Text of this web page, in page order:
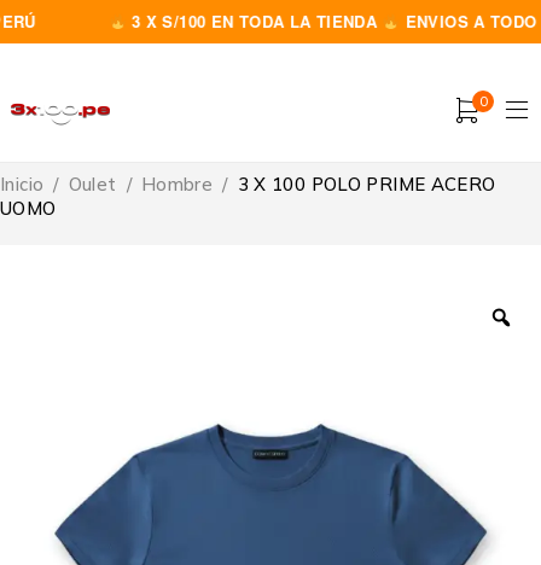
3 X S/100 EN TODA LA TIENDA ENVIOS A TODO EL
0
Inicio / Oulet / Hombre / 3 X 100 POLO PRIME ACERO
UOMO